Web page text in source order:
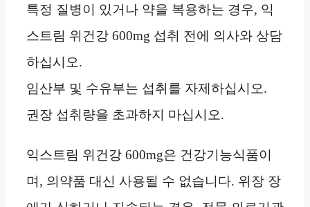
특정 질병이 있거나 약을 복용하는 경우, 익
스트림 위건강 600mg 섭취 전에 의사와 상담
하십시오.
임산부 및 수유부는 섭취를 자제하십시오.
권장 섭취량을 초과하지 마십시오.
익스트림 위건강 600mg은 건강기능식품이
며, 의약품 대신 사용될 수 없습니다. 위장 장